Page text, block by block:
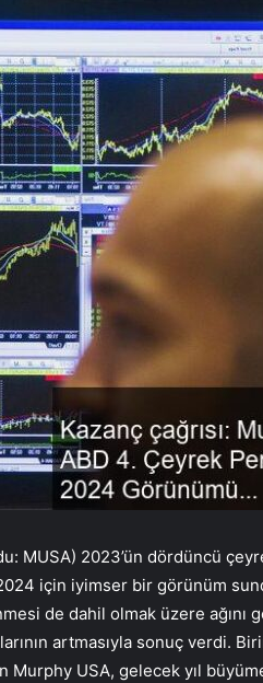
MUSA) 2023’ün dördüncü
2024 için iyimser bir görünüm
de dahil olmak üzere
artmasıyla sonuç verdi.
USA, gelecek yıl